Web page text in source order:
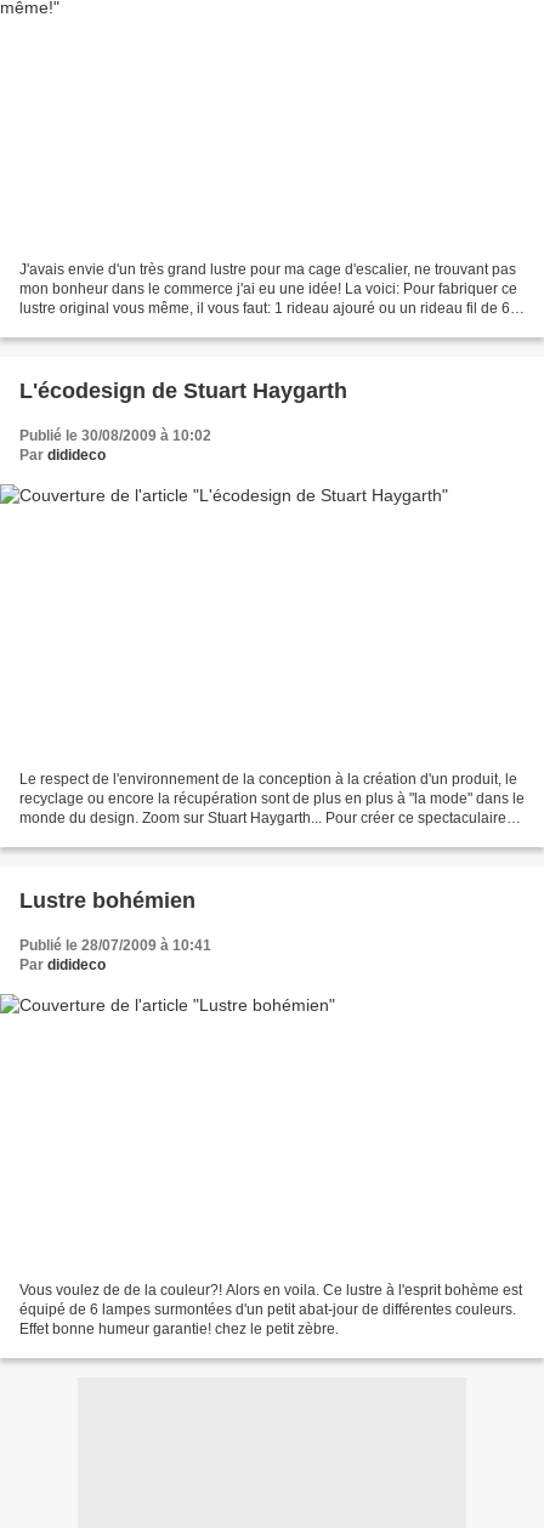
J'avais envie d'un très grand lustre pour ma cage d'escalier, ne trouvant pas
mon bonheur dans le commerce j'ai eu une idée! La voici: Pour fabriquer ce
lustre original vous même, il vous faut: 1 rideau ajouré ou un rideau fil de 60
L'écodesign de Stuart Haygarth
Publié le 30/08/2009 à 10:02
Par didideco
Le respect de l'environnement de la conception à la création d'un produit, le
recyclage ou encore la récupération sont de plus en plus à "la mode" dans le
monde du design. Zoom sur Stuart Haygarth... Pour créer ce spectaculaire
Lustre bohémien
Publié le 28/07/2009 à 10:41
Par didideco
Vous voulez de de la couleur?! Alors en voila. Ce lustre à l'esprit bohème est
équipé de 6 lampes surmontées d'un petit abat-jour de différentes couleurs.
Effet bonne humeur garantie! chez le petit zèbre.